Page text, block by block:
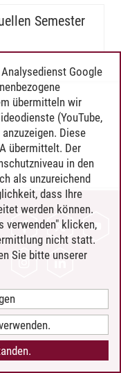
Semester
Google
übermitteln wir
(YouTube,
Diese
übermittelt. Der
in den
als unzureichend
dass Ihre
werden können.
verwenden" klicken,
nicht statt.
Sie bitte unserer